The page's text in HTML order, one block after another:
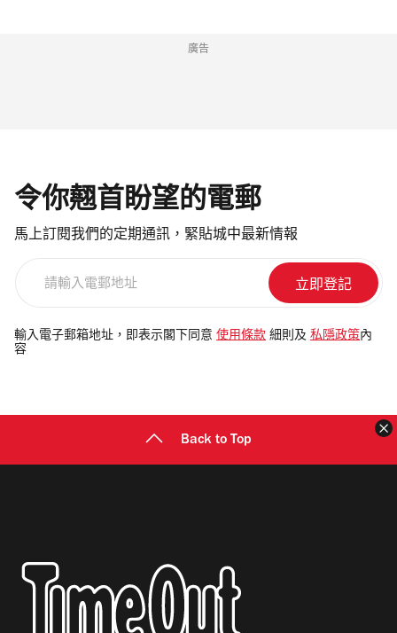
廣告
令你翹首盼望的電郵
馬上訂閱我們的定期通訊，緊貼城中最新情報
電
郵
輸入電子郵箱地址，即表示閣下同意 使用條款 細則及 私隱政策 內
容
Back to Top